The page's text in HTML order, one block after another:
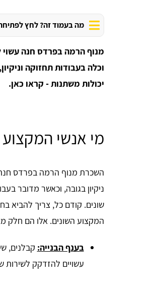
מה בעמוד זה? לחץ לפתיחת
מנוף הרמה בפרדס חנה עשוי
וכלה בעבודות תחזוקה
יכולות משתנות - קראו כאן.
מי אנשי
השכרת מנוף הרמה בפרדס חנה
ניקיון בגובה, וכאשר מדובר
שונים. קודם כל, צריך להביא
המקצוע השונים. אלו הם חלק
בענף הבנייה: קבלנים,
עשויים להזדקק